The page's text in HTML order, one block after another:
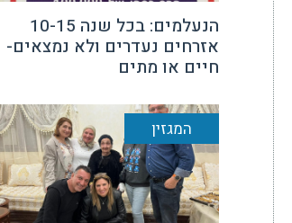
הנעלמים: בכל שנה 10-15
אזרחים נעדרים ולא נמצאים-
חיים או מתים
המגזין